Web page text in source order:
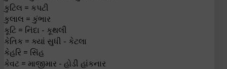
કુટિલ = કપટી
કુલાલ = કુંભાર
કૂટિ = નિંદા - કૂથલી
કેતિક = ક્યાં સુધી - કેટલા
કેહરિ = સિંહ
કેવટ = માજીમાર - હોડી હાંકનાર